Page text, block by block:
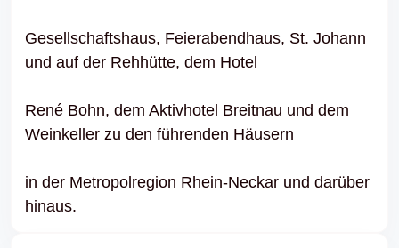
Gesellschaftshaus, Feierabendhaus, St. Johann
und auf der Rehhütte, dem Hotel
René Bohn, dem Aktivhotel Breitnau und dem
Weinkeller zu den führenden Häusern
in der Metropolregion Rhein-Neckar und darüber
hinaus.